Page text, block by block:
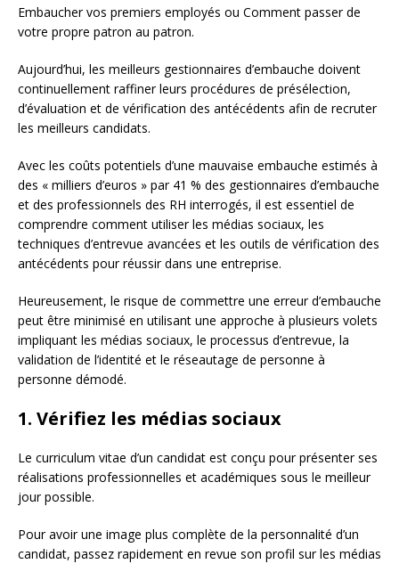
Embaucher vos premiers employés ou Comment passer de
votre propre patron au patron.
Aujourd’hui, les meilleurs gestionnaires d’embauche doivent
continuellement raffiner leurs procédures de présélection,
d’évaluation et de vérification des antécédents afin de recruter
les meilleurs candidats.
Avec les coûts potentiels d’une mauvaise embauche estimés à
des « milliers d’euros » par 41 % des gestionnaires d’embauche
et des professionnels des RH interrogés, il est essentiel de
comprendre comment utiliser les médias sociaux, les
techniques d’entrevue avancées et les outils de vérification des
antécédents pour réussir dans une entreprise.
Heureusement, le risque de commettre une erreur d’embauche
peut être minimisé en utilisant une approche à plusieurs volets
impliquant les médias sociaux, le processus d’entrevue, la
validation de l’identité et le réseautage de personne à
personne démodé.
1. Vérifiez les médias sociaux
Le curriculum vitae d’un candidat est conçu pour présenter ses
réalisations professionnelles et académiques sous le meilleur
jour possible.
Pour avoir une image plus complète de la personnalité d’un
candidat, passez rapidement en revue son profil sur les médias